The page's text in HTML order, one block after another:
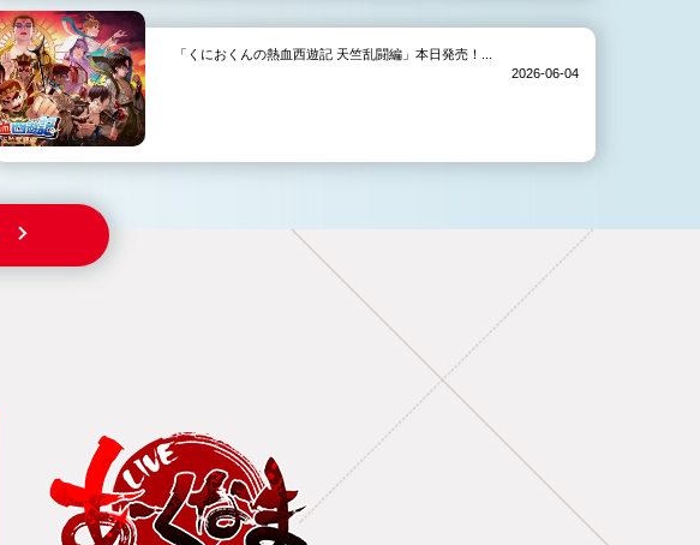
「くにおくんの熱血西遊記 天竺乱闘編」本日発売！...
2026-06-04